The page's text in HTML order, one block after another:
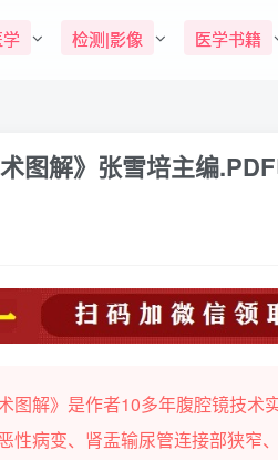
检测|影像 医学书籍
图解》张雪培主编
图解》是作者10多年腹腔镜技
性病变、肾盂输尿管连接部狭窄